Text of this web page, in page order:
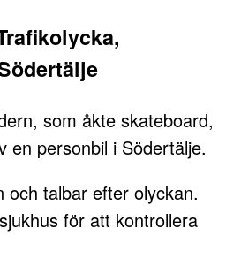
som åkte skateboard,
en personbil i Södertälje.
och talbar efter olyckan.
för att kontrollera